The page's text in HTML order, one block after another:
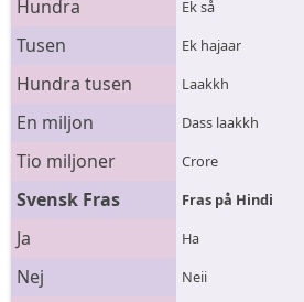
Hundra Ek så
Tusen Ek hajaar
Hundra tusen Laakkh
En miljon Dass laakkh
Tio miljoner Crore
Svensk Fras Fras på Hindi
Ja Ha
Nej Neii